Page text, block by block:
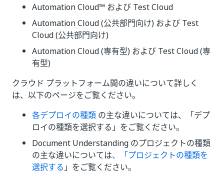
Automation Cloud™ および Test Cloud
Automation Cloud (公共部門向け) および Test
Cloud (公共部門向け)
Automation Cloud (専有型) および Test Cloud (専
有型)
クラウド プラットフォーム間の違いについて詳しく
は、以下のページをご覧ください。
各デプロイの種類 の主な違いについては、「デプ
ロイの種類を選択する」をご覧ください。
Document Understanding のプロジェクトの種類
の主な違いについては、「プロジェクトの種類を
選択する 」をご覧ください。